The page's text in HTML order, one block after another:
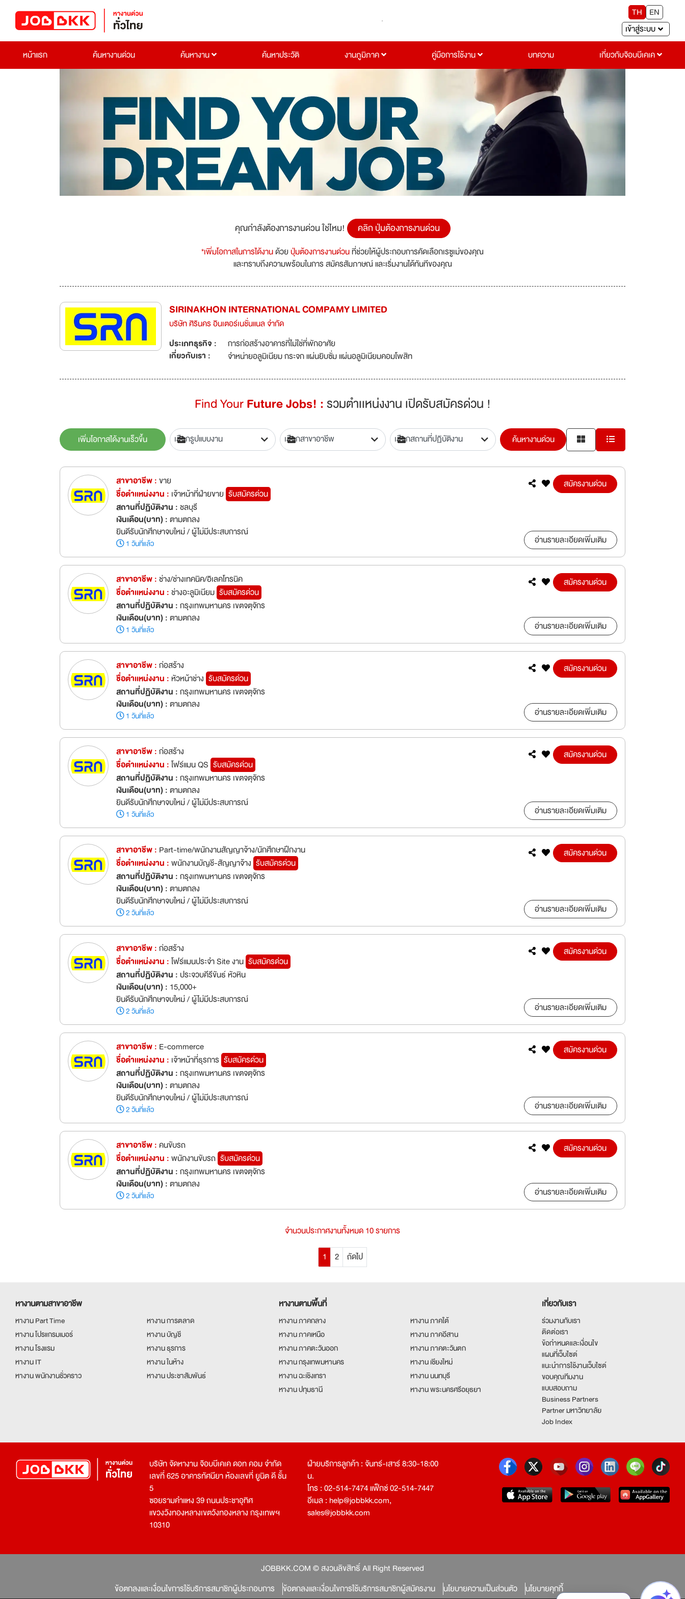
TH
EN
เข้าสู่ระบบ
หน้าแรก
ค้นหางานด่วน ค้นหางาน ค้นหาประวัติ งานภูมิภาค คู่มือการใช้งาน บทความ เกี่ยวกับจ๊อบบีเคเค
คุณกำลังต้องการงานด่วน ใช่ไหม! คลิก ปุ่มต้องการงานด่วน
*เพิ่มโอกาสในการได้งานด้วยปุ่มต้องการงานด่วนที่ช่วยให้ผู้ประกอบการคัดเลือกเรซูเม่ของคุณ
และทราบถึงความพร้อมในการ สมัครสัมภาษณ์ และเริ่มงานได้ทันทีของคุณ
SIRINAKHON INTERNATIONAL COMPAMY LIMITED
บริษัท ศิรินคร อินเตอร์เนชั่นแนล จำกัด
ประเภทธุรกิจ :
การก่อสร้างอาคารที่ไม่ใช่ที่พักอาศัย
เกี่ยวกับเรา :
จำหน่ายอลูมิเนียม กระจก แผ่นยิบซั่ม แผ่นอลูมิเนียมคอมโพสิท
Find YourFuture Jobs! :รวมตำเเหน่งงาน เปิดรับสมัครด่วน !
เพิ่มโอกาสได้งานเร็วขึ้น ค้นหางานด่วน
สาขาอาชีพ :ขาย
ชื่อตำเเหน่งงาน : เจ้าหน้าที่ฝ่ายขาย รับสมัครด่วน
สถานที่ปฏิบัติงาน :ชลบุรี
เงินเดือน(บาท) :ตามตกลง
ยินดีรับนักศึกษาจบใหม่ / ผู้ไม่มีประสบการณ์
1 วันที่แล้ว
สมัครงานด่วน
อ่านรายละเอียดเพิ่มเติม
สาขาอาชีพ :ช่าง/ช่างเทคนิค/อิเลคโทรนิค
ชื่อตำเเหน่งงาน :ช่างอะลูมิเนียม รับสมัครด่วน
สถานที่ปฏิบัติงาน :กรุงเทพมหานคร เขตจตุจักร
เงินเดือน(บาท) :ตามตกลง
1 วันที่แล้ว
สมัครงานด่วน
อ่านรายละเอียดเพิ่มเติม
สาขาอาชีพ :ก่อสร้าง
ชื่อตำเเหน่งงาน :หัวหน้าช่าง รับสมัครด่วน
สถานที่ปฏิบัติงาน :กรุงเทพมหานคร เขตจตุจักร
เงินเดือน(บาท) :ตามตกลง
1 วันที่แล้ว
สมัครงานด่วน
อ่านรายละเอียดเพิ่มเติม
สาขาอาชีพ :ก่อสร้าง
ชื่อตำเเหน่งงาน :โฟร์แมน QS รับสมัครด่วน
สถานที่ปฏิบัติงาน :กรุงเทพมหานคร เขตจตุจักร
เงินเดือน(บาท) :ตามตกลง
ยินดีรับนักศึกษาจบใหม่ / ผู้ไม่มีประสบการณ์
1 วันที่แล้ว
สมัครงานด่วน
อ่านรายละเอียดเพิ่มเติม
สาขาอาชีพ : Part-time/พนักงานสัญญาจ้าง/นักศึกษาฝึกงาน
ชื่อตำเเหน่งงาน :พนักงานบัญชี-สัญญาจ้าง รับสมัครด่วน
สถานที่ปฏิบัติงาน :กรุงเทพมหานคร เขตจตุจักร
เงินเดือน(บาท) :ตามตกลง
ยินดีรับนักศึกษาจบใหม่ / ผู้ไม่มีประสบการณ์
2 วันที่แล้ว
สมัครงานด่วน
อ่านรายละเอียดเพิ่มเติม
สาขาอาชีพ :ก่อสร้าง
ชื่อตำเเหน่งงาน :โฟร์แมนประจำ Site งาน รับสมัครด่วน
สถานที่ปฏิบัติงาน :ประจวบคีรีขันธ์ หัวหิน
เงินเดือน(บาท) : 15,000+
ยินดีรับนักศึกษาจบใหม่ / ผู้ไม่มีประสบการณ์
2 วันที่แล้ว
สมัครงานด่วน
อ่านรายละเอียดเพิ่มเติม
สาขาอาชีพ : E-commerce
ชื่อตำเเหน่งงาน : เจ้าหน้าที่ธุรการ รับสมัครด่วน
สถานที่ปฏิบัติงาน :กรุงเทพมหานคร เขตจตุจักร
เงินเดือน(บาท) :ตามตกลง
ยินดีรับนักศึกษาจบใหม่ / ผู้ไม่มีประสบการณ์
2 วันที่แล้ว
สมัครงานด่วน
อ่านรายละเอียดเพิ่มเติม
สาขาอาชีพ :คนขับรถ
ชื่อตำเเหน่งงาน :พนักงานขับรถ รับสมัครด่วน
สถานที่ปฏิบัติงาน :กรุงเทพมหานคร เขตจตุจักร
เงินเดือน(บาท) :ตามตกลง
2 วันที่แล้ว
สมัครงานด่วน
อ่านรายละเอียดเพิ่มเติม
จำนวนประกาศงานทั้งหมด 10 รายการ
1
2 ถัดไป
หางานตามสาขาอาชีพ
หางาน Part Time
หางาน การตลาด
หางาน โปรแกรมเมอร์
หางาน บัญชี
หางาน โรงแรม
หางาน ธุรการ
หางาน IT
หางาน ในห้าง
หางาน พนักงานชั่วคราว
หางาน ประชาสัมพันธ์
หางานตามพื้นที่
หางาน ภาคกลาง
หางาน ภาคใต้
หางาน ภาคเหนือ
หางาน ภาคอีสาน
หางาน ภาคตะวันออก
หางาน ภาคตะวันตก
หางาน กรุงเทพมหานคร
หางาน เชียงใหม่
หางาน ฉะเชิงเทรา
หางาน นนทบุรี
หางาน ปทุมธานี
หางาน พระนครศรีอยุธยา
เกี่ยวกับเรา
ร่วมงานกับเรา
ติดต่อเรา
ข้อกำหนดและเงื่อนไข
แผนที่เว็บไซต์
แนะนำการใช้งานเว็บไซต์
ขอบคุณทีมงาน
แบบสอบถาม
Business Partners
Partner มหาวิทยาลัย
Job Index
บริษัท จัดหางาน จ๊อบบีเคเค ดอท คอม จำกัด
เลขที่ 625 อาคารทัศนียา ห้องเลขที่ ยูนิต ดี ชั้น
5
ซอยรามคำแหง 39 ถนนประชาอุทิศ
แขวงวังทองหลางเขตวังทองหลาง กรุงเทพฯ
10310
ฝ่ายบริการลูกค้า : จันทร์-เสาร์ 8:30-18:00
น.
โทร : 02-514-7474 แฟ็กซ์ 02-514-7447
อีเมล : help@jobbkk.com,
sales@jobbkk.com
JOBBKK.COM © สงวนลิขสิทธิ์ All Right Reserved
ข้อตกลงและเงื่อนไขการใช้บริการสมาชิกผู้ประกอบการ
ข้อตกลงและเงื่อนไขการใช้บริการสมาชิกผู้สมัครงาน นโยบายความเป็นส่วนตัว นโยบายคุกกี้